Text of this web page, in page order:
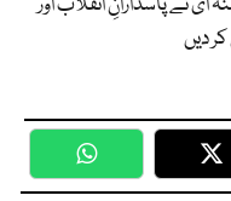
دیں
WhatsApp